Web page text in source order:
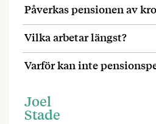
Påverkas pensionen av
Vilka arbetar längst?
Varför kan inte
Joel
Stade